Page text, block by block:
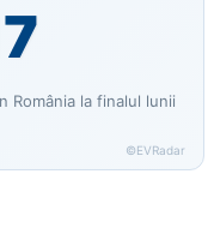
România la finalul lunii
©EVRadar